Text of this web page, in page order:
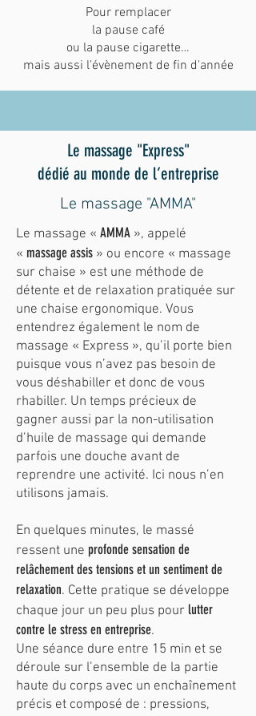
Pour remplacer
la pause café
ou la pause cigarette…
mais aussi l'évènement de fin d'année
Le massage "Express"
dédié au monde de l’entreprise
Le massage "AMMA"
Le massage « AMMA », appelé
« massage assis » ou encore « massage
sur chaise » est une méthode de
détente et de relaxation pratiquée sur
une chaise ergonomique. Vous
entendrez également le nom de
massage « Express », qu’il porte bien
puisque vous n’avez pas besoin de
vous déshabiller et donc de vous
rhabiller. Un temps précieux de
gagner aussi par la non-utilisation
d’huile de massage qui demande
parfois une douche avant de
reprendre une activité. Ici nous n’en
utilisons jamais.
En quelques minutes, le massé
ressent une profonde sensation de
relâchement des tensions et un sentiment de
relaxation. Cette pratique se développe
chaque jour un peu plus pour lutter
contre le stress en entreprise.
Une séance dure entre 15 min et se
déroule sur l’ensemble de la partie
haute du corps avec un enchaînement
précis et composé de : pressions,